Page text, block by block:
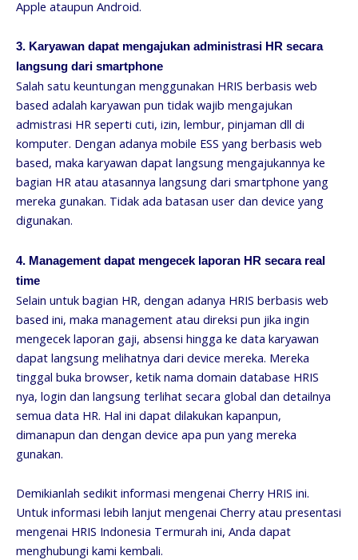
Apple ataupun Android.
3. Karyawan dapat mengajukan administrasi HR secara
langsung dari smartphone
Salah satu keuntungan menggunakan HRIS berbasis web
based adalah karyawan pun tidak wajib mengajukan
admistrasi HR seperti cuti, izin, lembur, pinjaman dll di
komputer. Dengan adanya mobile ESS yang berbasis web
based, maka karyawan dapat langsung mengajukannya ke
bagian HR atau atasannya langsung dari smartphone yang
mereka gunakan. Tidak ada batasan user dan device yang
digunakan.
4. Management dapat mengecek laporan HR secara real
time
Selain untuk bagian HR, dengan adanya HRIS berbasis web
based ini, maka management atau direksi pun jika ingin
mengecek laporan gaji, absensi hingga ke data karyawan
dapat langsung melihatnya dari device mereka. Mereka
tinggal buka browser, ketik nama domain database HRIS
nya, login dan langsung terlihat secara global dan detailnya
semua data HR. Hal ini dapat dilakukan kapanpun,
dimanapun dan dengan device apa pun yang mereka
gunakan.
Demikianlah sedikit informasi mengenai Cherry HRIS ini.
Untuk informasi lebih lanjut mengenai Cherry atau presentasi
mengenai HRIS Indonesia Termurah ini, Anda dapat
menghubungi kami kembali.